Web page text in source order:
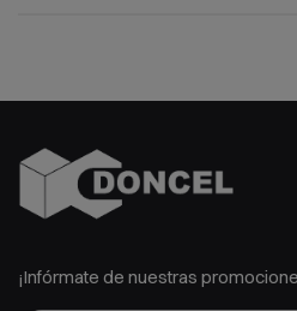
¡Infórmate de nuestras